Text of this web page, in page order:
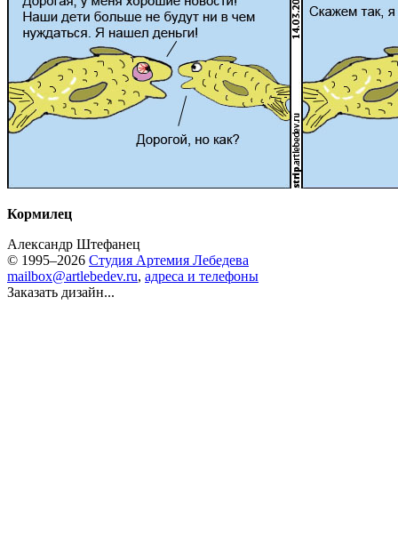
Кормилец
Александр Штефанец
© 1995–2026 Студия Артемия Лебедева
mailbox@artlebedev.ru, адреса и телефоны
Заказать дизайн...